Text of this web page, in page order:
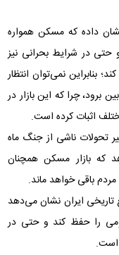
داده که مسکن همواره
حتی در شرایط بحرانی نیز
بنابراین نمی‌توان انتظار
برود، چرا که این بازار در
اثبات کرده است.
تحولات ناشی از جنگ ماه
که بازار مسکن همچنان
باقی خواهد ماند.
تاریخی ایران نشان می‌دهد
را حفظ کند و حتی در
است.